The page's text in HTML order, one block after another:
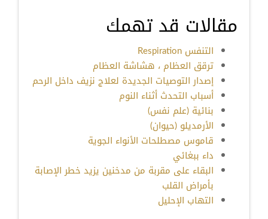
مقالات قد تهمك
التنفس Respiration
ترقق العظام ، هشاشة العظام
إصدار التوصيات الجديدة لعلاج نزيف داخل الرحم
أسباب التحدث أثناء النوم
بنائية (علم نفس)
الأرمديلو (حيوان)
قاموس مصطلحات الأنواء الجوية
داء ببغائي
البقاء على مقربة من مدخنين يزيد خطر الإصابة
بأمراض القلب
التهاب الإحليل